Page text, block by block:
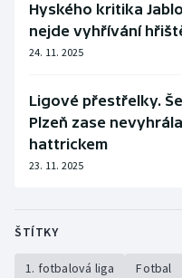
Sportovní střelba
Triatlon
Veslování
Hyského kritika
nejde vyhřívání
24. 11. 2025
Ligové přestřelky.
Plzeň zase
hattrickem
23. 11. 2025
ŠTÍTKY
1. fotbalová liga Fotbal